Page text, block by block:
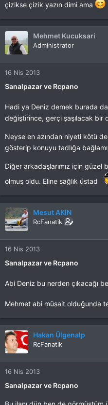
çizikse çizik yazın dimi ama
Mehmet Kucuksari
Administrator
16 Nis 2013
Sanalpazar ve Rcpano
Hadi ya Deniz demek burada da
değiştirince, gerçi şaşılacak bir
Neyse en azından niyeti kötü
gösterip konuyu tadlığa
Diğer arkadaşlarımız için güzel
olmuş oldu. Eline sağlık üstad
Mesut AKIN
RcFanatik
16 Nis 2013
Sanalpazar ve Rcpano
Abi Deniz bu nerden çıkacağı
Mehmet abi müsait olduğunda
Hakan Ülgenalp
RcFanatik
16 Nis 2013
Sanalpazar ve Rcpano